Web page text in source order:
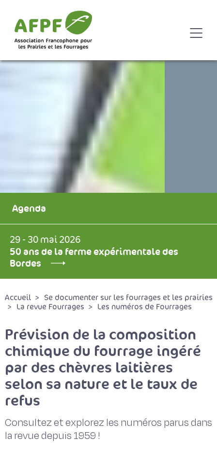
Agenda
29 - 30 mai 2026
50 ans de la ferme expérimentale des
Bordes
Accueil
Se documenter sur les fourrages et les prairies
La revue Fourrages
Les numéros de Fourrages
Prévision de la composition
chimique du fourrage ingéré
par des chèvres laitières
selon sa nature et le taux de
refus
Consultez et explorez les numéros parus dans
la revue depuis 1959 !